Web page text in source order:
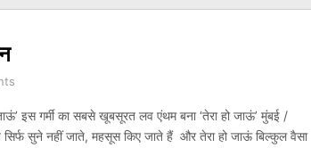
इस गर्मी का सबसे खूबसूरत लव एंथम बना ‘तेरा हो जाऊं’ मुंबई /
सुने नहीं जाते, महसूस किए जाते हैं और तेरा हो जाऊं बिल्कुल वैसा